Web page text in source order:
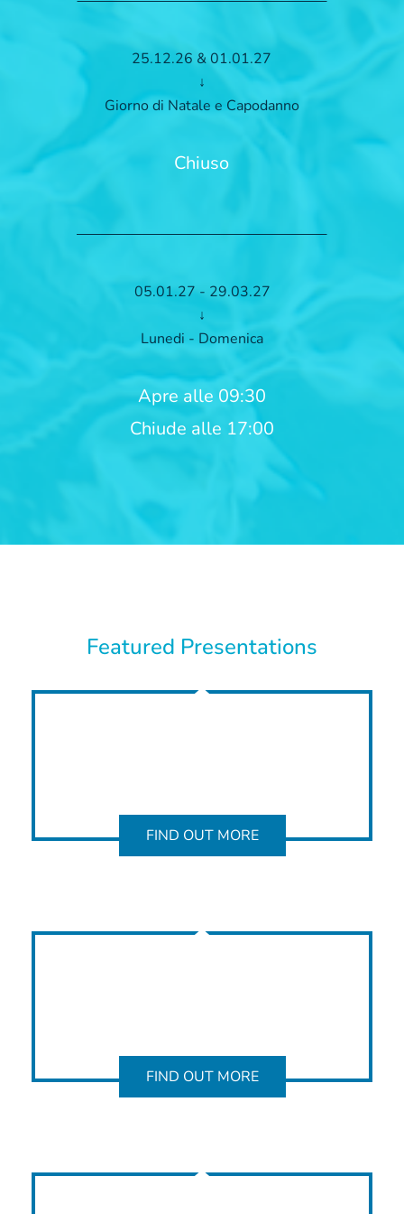
25.12.26 & 01.01.27
↓
Giorno di Natale e Capodanno
Chiuso
05.01.27 - 29.03.27
↓
Lunedi - Domenica
Apre alle 09:30
Chiude alle 17:00
Featured Presentations
FIND OUT MORE
FIND OUT MORE